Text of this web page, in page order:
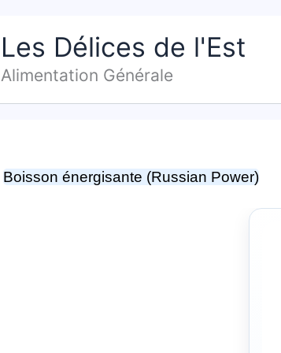
Les Délices de l'Est
Alimentation Générale
Boisson énergisante (Russian Power)